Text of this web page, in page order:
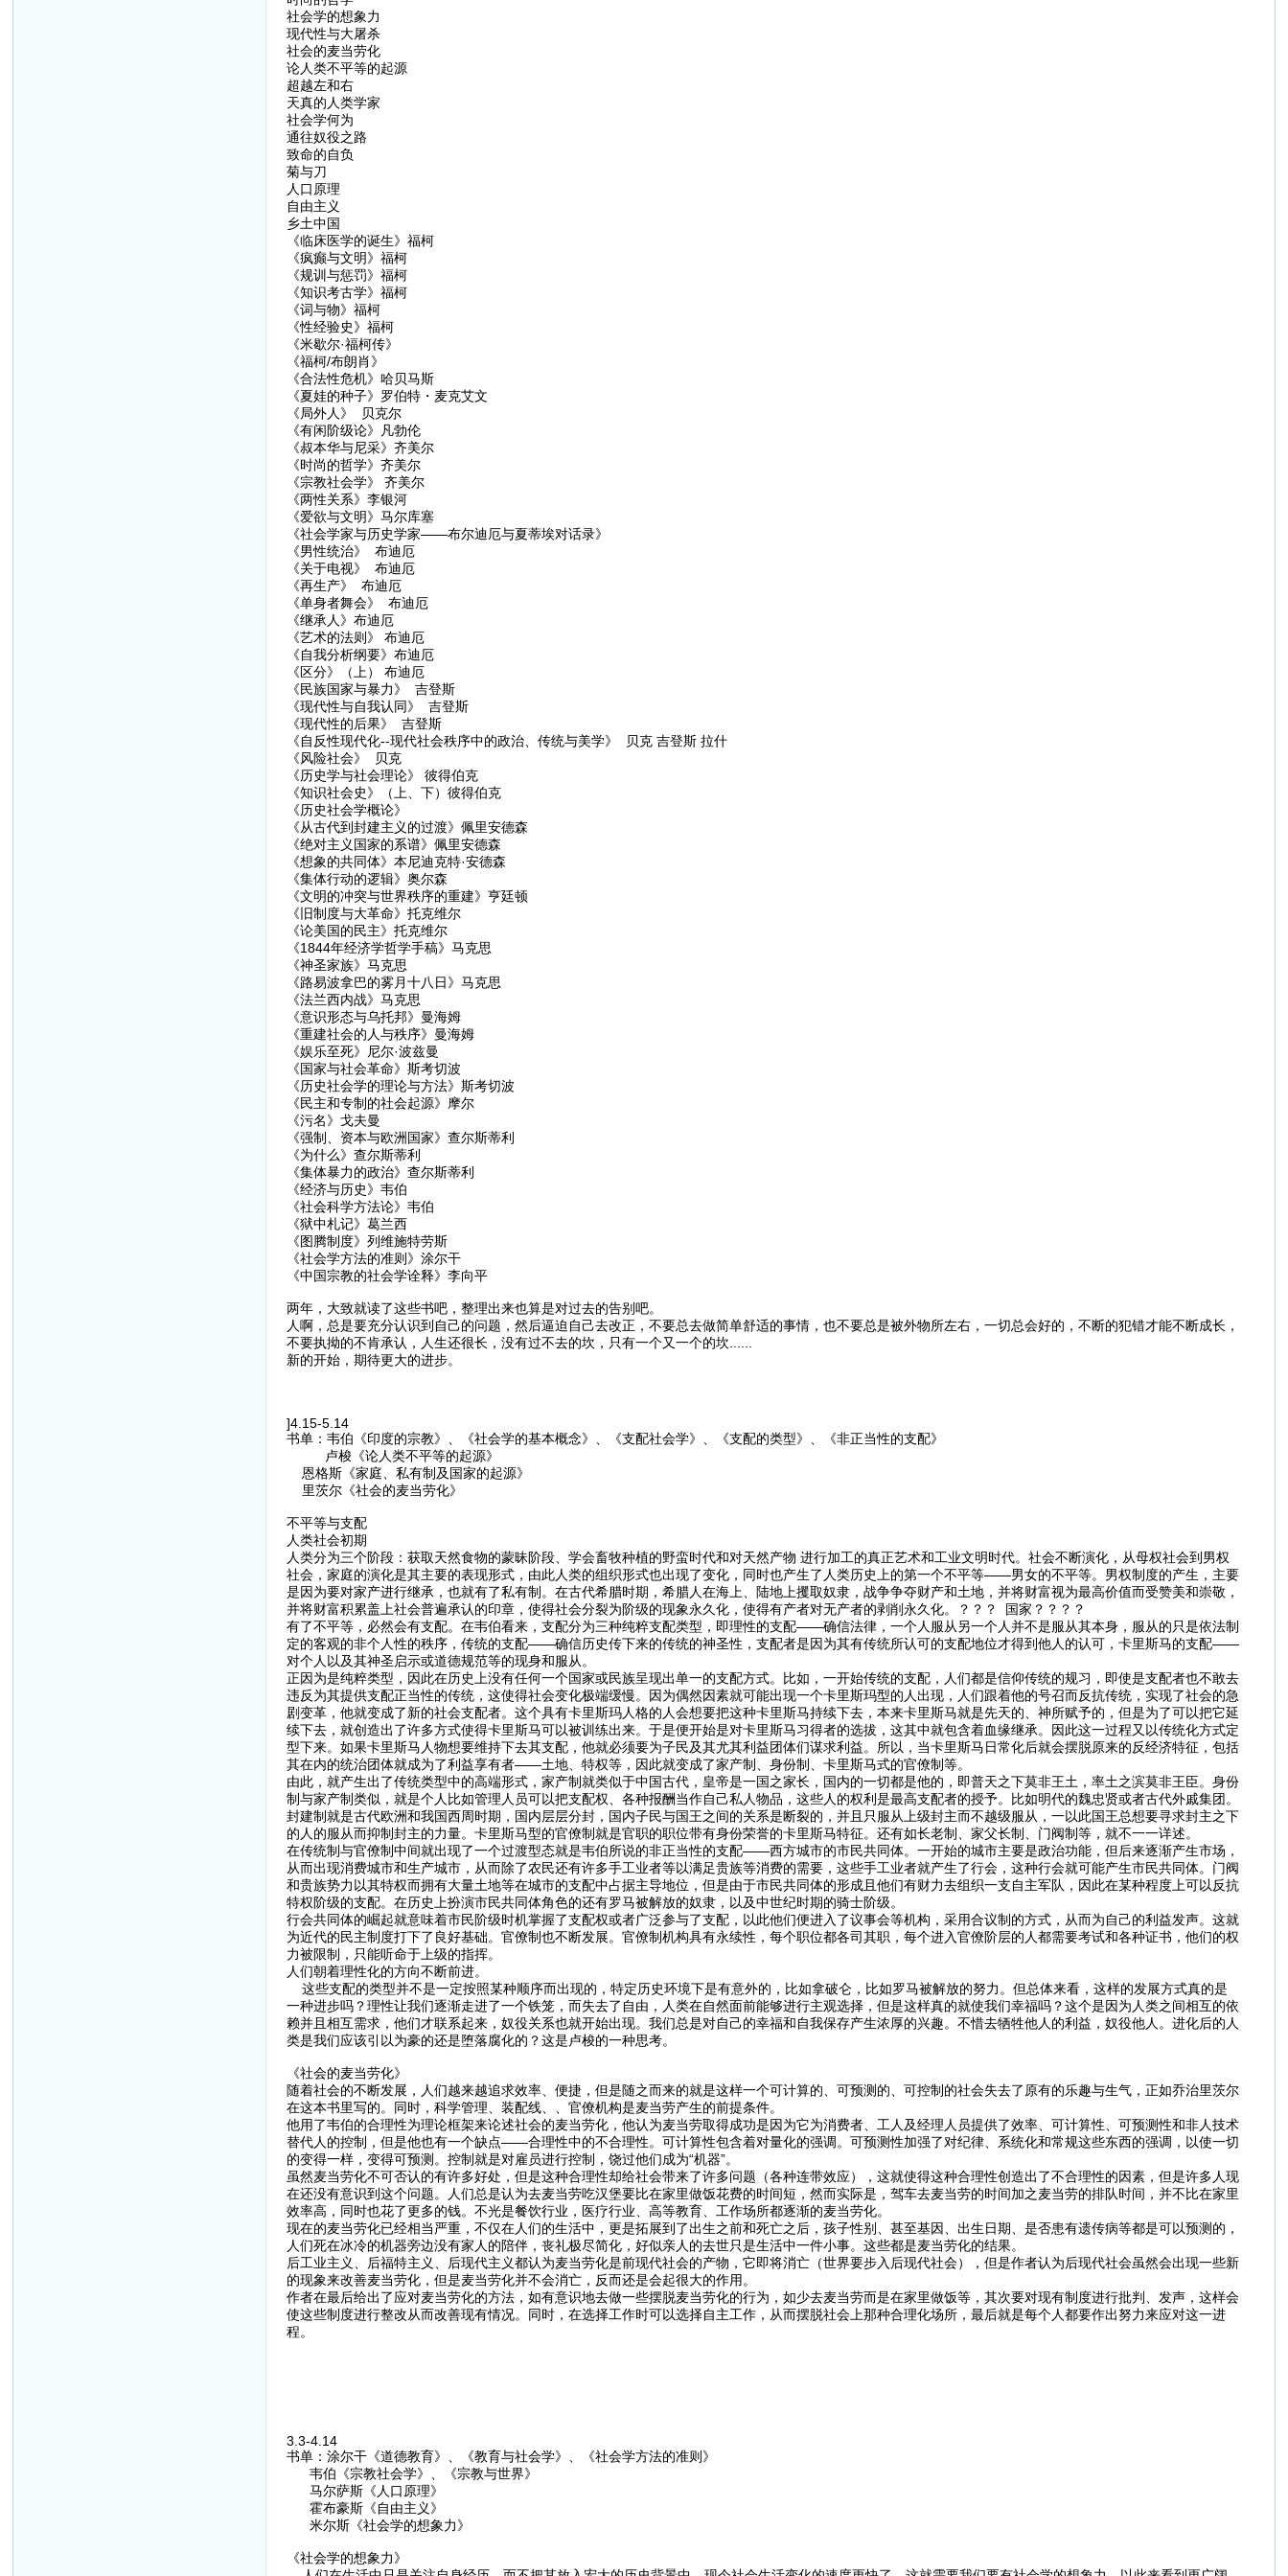
社会学的想象力
现代性与大屠杀
社会的麦当劳化
论人类不平等的起源
超越左和右
天真的人类学家
社会学何为
通往奴役之路
致命的自负
菊与刀
人口原理
自由主义
乡土中国
《临床医学的诞生》福柯
《疯癫与文明》福柯
《规训与惩罚》福柯
《知识考古学》福柯
《词与物》福柯
《性经验史》福柯
《米歇尔·福柯传》
《福柯/布朗肖》
《合法性危机》哈贝马斯
《夏娃的种子》罗伯特・麦克艾文
《局外人》 贝克尔
《有闲阶级论》凡勃伦
《叔本华与尼采》齐美尔
《时尚的哲学》齐美尔
《宗教社会学》 齐美尔
《两性关系》李银河
《爱欲与文明》马尔库塞
《社会学家与历史学家——布尔迪厄与夏蒂埃对话录》
《男性统治》 布迪厄
《关于电视》 布迪厄
《再生产》 布迪厄
《单身者舞会》 布迪厄
《继承人》布迪厄
《艺术的法则》 布迪厄
《自我分析纲要》布迪厄
《区分》（上） 布迪厄
《民族国家与暴力》 吉登斯
《现代性与自我认同》 吉登斯
《现代性的后果》 吉登斯
《自反性现代化--现代社会秩序中的政治、传统与美学》 贝克 吉登斯 拉什
《风险社会》 贝克
《历史学与社会理论》 彼得伯克
《知识社会史》（上、下）彼得伯克
《历史社会学概论》
《从古代到封建主义的过渡》佩里安德森
《绝对主义国家的系谱》佩里安德森
《想象的共同体》本尼迪克特·安德森
《集体行动的逻辑》奥尔森
《文明的冲突与世界秩序的重建》亨廷顿
《旧制度与大革命》托克维尔
《论美国的民主》托克维尔
《1844年经济学哲学手稿》马克思
《神圣家族》马克思
《路易波拿巴的雾月十八日》马克思
《法兰西内战》马克思
《意识形态与乌托邦》曼海姆
《重建社会的人与秩序》曼海姆
《娱乐至死》尼尔·波兹曼
《国家与社会革命》斯考切波
《历史社会学的理论与方法》斯考切波
《民主和专制的社会起源》摩尔
《污名》戈夫曼
《强制、资本与欧洲国家》查尔斯蒂利
《为什么》查尔斯蒂利
《集体暴力的政治》查尔斯蒂利
《经济与历史》韦伯
《社会科学方法论》韦伯
《狱中札记》葛兰西
《图腾制度》列维施特劳斯
《社会学方法的准则》涂尔干
《中国宗教的社会学诠释》李向平
两年，大致就读了这些书吧，整理出来也算是对过去的告别吧。
人啊，总是要充分认识到自己的问题，然后逼迫自己去改正，不要总去做简单舒适的事情，也不要总是被外物所左右，一切总会好的，不断的犯错才能不断成长，
不要执拗的不肯承认，人生还很长，没有过不去的坎，只有一个又一个的坎......
新的开始，期待更大的进步。
]4.15-5.14
书单：韦伯《印度的宗教》、《社会学的基本概念》、《支配社会学》、《支配的类型》、《非正当性的支配》
卢梭《论人类不平等的起源》
恩格斯《家庭、私有制及国家的起源》
里茨尔《社会的麦当劳化》
不平等与支配
人类社会初期
人类分为三个阶段：获取天然食物的蒙昧阶段、学会畜牧种植的野蛮时代和对天然产物 进行加工的真正艺术和工业文明时代。社会不断演化，从母权社会到男权
社会，家庭的演化是其主要的表现形式，由此人类的组织形式也出现了变化，同时也产生了人类历史上的第一个不平等——男女的不平等。男权制度的产生，主要
是因为要对家产进行继承，也就有了私有制。在古代希腊时期，希腊人在海上、陆地上攫取奴隶，战争争夺财产和土地，并将财富视为最高价值而受赞美和崇敬，
并将财富积累盖上社会普遍承认的印章，使得社会分裂为阶级的现象永久化，使得有产者对无产者的剥削永久化。？？？ 国家？？？？
有了不平等，必然会有支配。在韦伯看来，支配分为三种纯粹支配类型，即理性的支配——确信法律，一个人服从另一个人并不是服从其本身，服从的只是依法制
定的客观的非个人性的秩序，传统的支配——确信历史传下来的传统的神圣性，支配者是因为其有传统所认可的支配地位才得到他人的认可，卡里斯马的支配——
对个人以及其神圣启示或道德规范等的现身和服从。
正因为是纯粹类型，因此在历史上没有任何一个国家或民族呈现出单一的支配方式。比如，一开始传统的支配，人们都是信仰传统的规习，即使是支配者也不敢去
违反为其提供支配正当性的传统，这使得社会变化极端缓慢。因为偶然因素就可能出现一个卡里斯玛型的人出现，人们跟着他的号召而反抗传统，实现了社会的急
剧变革，他就变成了新的社会支配者。这个具有卡里斯玛人格的人会想要把这种卡里斯马持续下去，本来卡里斯马就是先天的、神所赋予的，但是为了可以把它延
续下去，就创造出了许多方式使得卡里斯马可以被训练出来。于是便开始是对卡里斯马习得者的选拔，这其中就包含着血缘继承。因此这一过程又以传统化方式定
型下来。如果卡里斯马人物想要维持下去其支配，他就必须要为子民及其尤其利益团体们谋求利益。所以，当卡里斯马日常化后就会摆脱原来的反经济特征，包括
其在内的统治团体就成为了利益享有者——土地、特权等，因此就变成了家产制、身份制、卡里斯马式的官僚制等。
由此，就产生出了传统类型中的高端形式，家产制就类似于中国古代，皇帝是一国之家长，国内的一切都是他的，即普天之下莫非王土，率土之滨莫非王臣。身份
制与家产制类似，就是个人比如管理人员可以把支配权、各种报酬当作自己私人物品，这些人的权利是最高支配者的授予。比如明代的魏忠贤或者古代外戚集团。
封建制就是古代欧洲和我国西周时期，国内层层分封，国内子民与国王之间的关系是断裂的，并且只服从上级封主而不越级服从，一以此国王总想要寻求封主之下
的人的服从而抑制封主的力量。卡里斯马型的官僚制就是官职的职位带有身份荣誉的卡里斯马特征。还有如长老制、家父长制、门阀制等，就不一一详述。
在传统制与官僚制中间就出现了一个过渡型态就是韦伯所说的非正当性的支配——西方城市的市民共同体。一开始的城市主要是政治功能，但后来逐渐产生市场，
从而出现消费城市和生产城市，从而除了农民还有许多手工业者等以满足贵族等消费的需要，这些手工业者就产生了行会，这种行会就可能产生市民共同体。门阀
和贵族势力以其特权而拥有大量土地等在城市的支配中占据主导地位，但是由于市民共同体的形成且他们有财力去组织一支自主军队，因此在某种程度上可以反抗
特权阶级的支配。在历史上扮演市民共同体角色的还有罗马被解放的奴隶，以及中世纪时期的骑士阶级。
行会共同体的崛起就意味着市民阶级时机掌握了支配权或者广泛参与了支配，以此他们便进入了议事会等机构，采用合议制的方式，从而为自己的利益发声。这就
为近代的民主制度打下了良好基础。官僚制也不断发展。官僚制机构具有永续性，每个职位都各司其职，每个进入官僚阶层的人都需要考试和各种证书，他们的权
力被限制，只能听命于上级的指挥。
人们朝着理性化的方向不断前进。
这些支配的类型并不是一定按照某种顺序而出现的，特定历史环境下是有意外的，比如拿破仑，比如罗马被解放的努力。但总体来看，这样的发展方式真的是
一种进步吗？理性让我们逐渐走进了一个铁笼，而失去了自由，人类在自然面前能够进行主观选择，但是这样真的就使我们幸福吗？这个是因为人类之间相互的依
赖并且相互需求，他们才联系起来，奴役关系也就开始出现。我们总是对自己的幸福和自我保存产生浓厚的兴趣。不惜去牺牲他人的利益，奴役他人。进化后的人
类是我们应该引以为豪的还是堕落腐化的？这是卢梭的一种思考。
《社会的麦当劳化》
随着社会的不断发展，人们越来越追求效率、便捷，但是随之而来的就是这样一个可计算的、可预测的、可控制的社会失去了原有的乐趣与生气，正如乔治里茨尔
在这本书里写的。同时，科学管理、装配线、、官僚机构是麦当劳产生的前提条件。
他用了韦伯的合理性为理论框架来论述社会的麦当劳化，他认为麦当劳取得成功是因为它为消费者、工人及经理人员提供了效率、可计算性、可预测性和非人技术
替代人的控制，但是他也有一个缺点——合理性中的不合理性。可计算性包含着对量化的强调。可预测性加强了对纪律、系统化和常规这些东西的强调，以使一切
的变得一样，变得可预测。控制就是对雇员进行控制，饶过他们成为“机器”。
虽然麦当劳化不可否认的有许多好处，但是这种合理性却给社会带来了许多问题（各种连带效应），这就使得这种合理性创造出了不合理性的因素，但是许多人现
在还没有意识到这个问题。人们总是认为去麦当劳吃汉堡要比在家里做饭花费的时间短，然而实际是，驾车去麦当劳的时间加之麦当劳的排队时间，并不比在家里
效率高，同时也花了更多的钱。不光是餐饮行业，医疗行业、高等教育、工作场所都逐渐的麦当劳化。
现在的麦当劳化已经相当严重，不仅在人们的生活中，更是拓展到了出生之前和死亡之后，孩子性别、甚至基因、出生日期、是否患有遗传病等都是可以预测的，
人们死在冰冷的机器旁边没有家人的陪伴，丧礼极尽简化，好似亲人的去世只是生活中一件小事。这些都是麦当劳化的结果。
后工业主义、后福特主义、后现代主义都认为麦当劳化是前现代社会的产物，它即将消亡（世界要步入后现代社会），但是作者认为后现代社会虽然会出现一些新
的现象来改善麦当劳化，但是麦当劳化并不会消亡，反而还是会起很大的作用。
作者在最后给出了应对麦当劳化的方法，如有意识地去做一些摆脱麦当劳化的行为，如少去麦当劳而是在家里做饭等，其次要对现有制度进行批判、发声，这样会
使这些制度进行整改从而改善现有情况。同时，在选择工作时可以选择自主工作，从而摆脱社会上那种合理化场所，最后就是每个人都要作出努力来应对这一进
程。
3.3-4.14
书单：涂尔干《道德教育》、《教育与社会学》、《社会学方法的准则》
韦伯《宗教社会学》、《宗教与世界》
马尔萨斯《人口原理》
霍布豪斯《自由主义》
米尔斯《社会学的想象力》
《社会学的想象力》